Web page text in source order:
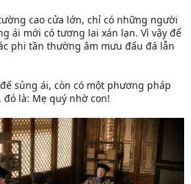
cao cửa lớn, chỉ có những người
ái mới có tương lai xán lạn. Vì vậy để
phi tần thường âm mưu đấu đá lẫn
sủng ái, còn có một phương pháp
đó là: Mẹ quý nhờ con!